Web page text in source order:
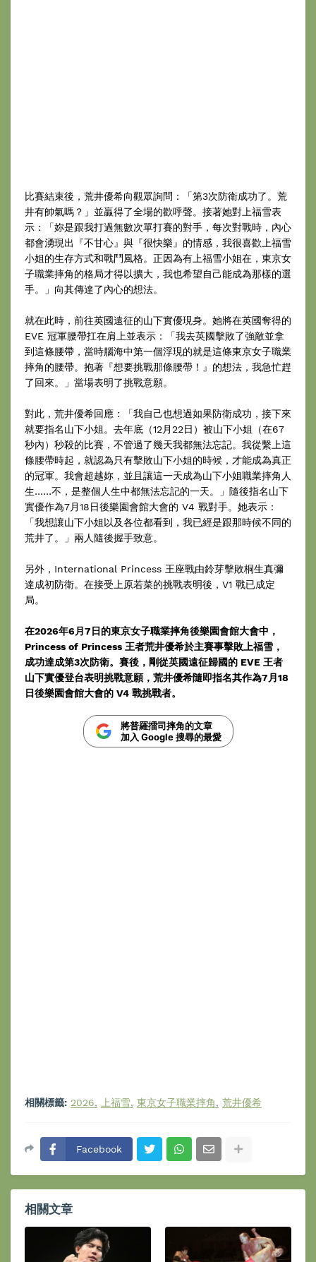
比賽結束後，荒井優希向觀眾詢問：「第3次防衛成功了。荒
井有帥氣嗎？」並贏得了全場的歡呼聲。接著她對上福雪表
示：「妳是跟我打過無數次單打賽的對手，每次對戰時，內心
都會湧現出『不甘心』與『很快樂』的情感，我很喜歡上福雪
小姐的生存方式和戰鬥風格。正因為有上福雪小姐在，東京女
子職業摔角的格局才得以擴大，我也希望自己能成為那樣的選
手。」向其傳達了內心的想法。
就在此時，前往英國遠征的山下實優現身。她將在英國奪得的
EVE 冠軍腰帶扛在肩上並表示：「我去英國擊敗了強敵並拿
到這條腰帶，當時腦海中第一個浮現的就是這條東京女子職業
摔角的腰帶。抱著『想要挑戰那條腰帶！』的想法，我急忙趕
了回來。」當場表明了挑戰意願。
對此，荒井優希回應：「我自己也想過如果防衛成功，接下來
就要指名山下小姐。去年底（12月22日）被山下小姐（在67
秒內）秒殺的比賽，不管過了幾天我都無法忘記。我從繫上這
條腰帶時起，就認為只有擊敗山下小姐的時候，才能成為真正
的冠軍。我會超越妳，並且讓這一天成為山下小姐職業摔角人
生……不，是整個人生中都無法忘記的一天。」隨後指名山下
實優作為7月18日後樂園會館大會的 V4 戰對手。她表示：
「我想讓山下小姐以及各位都看到，我已經是跟那時候不同的
荒井了。」兩人隨後握手致意。
另外，International Princess 王座戰由鈴芽擊敗桐生真彌
達成初防衛。在接受上原若菜的挑戰表明後，V1 戰已成定
局。
在2026年6月7日的東京女子職業摔角後樂園會館大會中，
Princess of Princess 王者荒井優希於主賽事擊敗上福雪，
成功達成第3次防衛。賽後，剛從英國遠征歸國的 EVE 王者
山下實優登台表明挑戰意願，荒井優希隨即指名其作為7月18
日後樂園會館大會的 V4 戰挑戰者。
將普羅擂司摔角的文章
加入 Google 搜尋的最愛
相關標籤: 2026 上福雪 東京女子職業摔角 荒井優希
Facebook
相關文章